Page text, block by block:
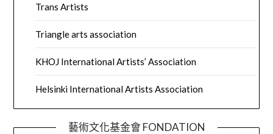
Trans Artists
Triangle arts association
KHOJ International Artists’ Association
Helsinki International Artists Association
藝術文化基金會 FONDATION